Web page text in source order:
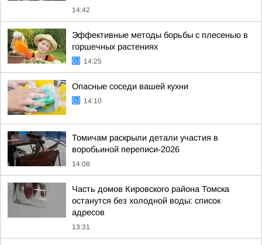
14:42
Эффективные методы борьбы с плесенью в
горшечных растениях
14:25
Опасные соседи вашей кухни
14:10
Томичам раскрыли детали участия в
воробьиной переписи-2026
14:08
Часть домов Кировского района Томска
останутся без холодной воды: список
адресов
13:31